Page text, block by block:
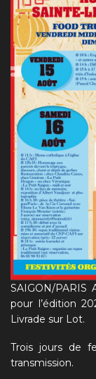
SAIGON/PARIS
pour l’édition
Livrade sur Lot.
Trois jours de
transmission.